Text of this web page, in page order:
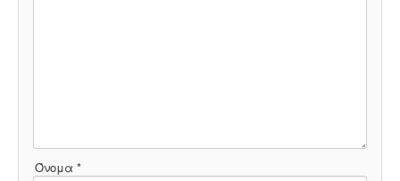
Όνομα *